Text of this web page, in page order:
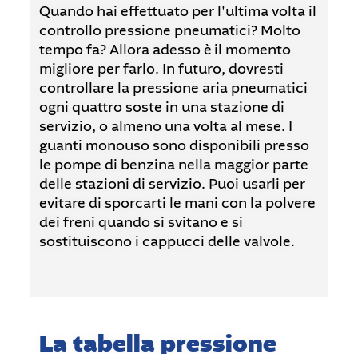
Quando hai effettuato per l'ultima volta il
controllo pressione pneumatici? Molto
tempo fa? Allora adesso è il momento
migliore per farlo. In futuro, dovresti
controllare la pressione aria pneumatici
ogni quattro soste in una stazione di
servizio, o almeno una volta al mese. I
guanti monouso sono disponibili presso
le pompe di benzina nella maggior parte
delle stazioni di servizio. Puoi usarli per
evitare di sporcarti le mani con la polvere
dei freni quando si svitano e si
sostituiscono i cappucci delle valvole.
La tabella pressione